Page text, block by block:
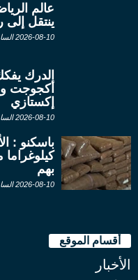
عالم
ينتقل
2026-08-10 الساعة 19:37
الدرك
إكستازي
2026-08-10 الساعة 18:49
بهم
2026-08-10 الساعة 18:45
أقسام الموقع
الأخبار